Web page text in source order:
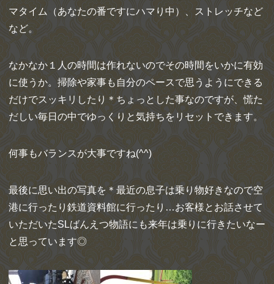
マタイム（あなたの番ですにハマり中）、ストレッチなど
など。
なかなか１人の時間は作れないのでその時間をいかに有効
に使うか。掃除や家事も自分のペースで思うようにできる
だけでスッキリしたり＊ちょっとした事なのですが、慌た
だしい毎日の中でゆっくりと気持ちをリセットできます。
何事もバランスが大事ですね(^^)
最後に思い出の写真を＊最近の息子は乗り物好きなので空
港に行ったり鉄道資料館に行ったり…お客様とお話させて
いただいたSLばんえつ物語にも来年は乗りに行きたいなー
と思っています◎